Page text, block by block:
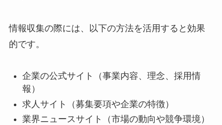
情報収集の際には、以下の方法を活用すると効果
的です。
企業の公式サイト（事業内容、理念、採用情
報）
求人サイト（募集要項や企業の特徴）
業界ニュースサイト（市場の動向や競争環境）